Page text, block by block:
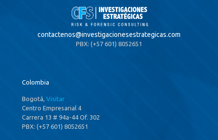
contactenos@investigacionesestrategicas.com
PBX: (+57 601) 8052651
Colombia
Bogotá, Visitar
Centro Empresarial 4
Carrera 13 # 94a-44 Of. 302
PBX: (+57 601) 8052651